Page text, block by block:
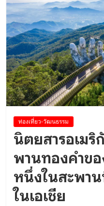
Years of
สมาคมมิตรภาพ
เปิดสถานกงสุ
ประจำจังหวัด
Viet Nam
ท่องเที่ยว-วัฒนธรรม
นิตยสารอเม
พานทองคําข
หนึ่งในสะพา
ในเอเชีย